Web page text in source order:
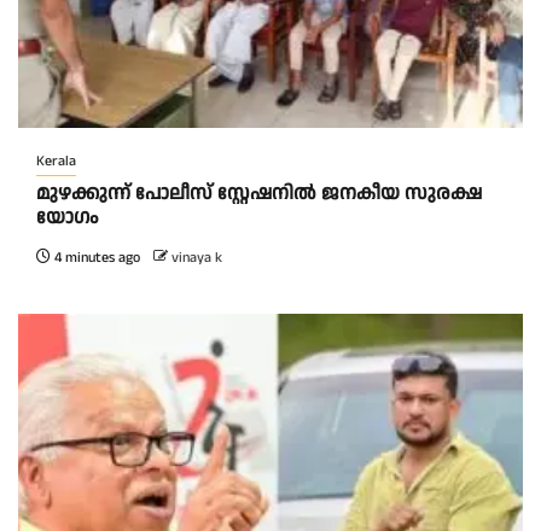
Kerala
മുഴക്കുന്ന് പോലീസ് സ്റ്റേഷനിൽ ജനകീയ സുരക്ഷ
യോഗം
4 minutes ago vinaya k